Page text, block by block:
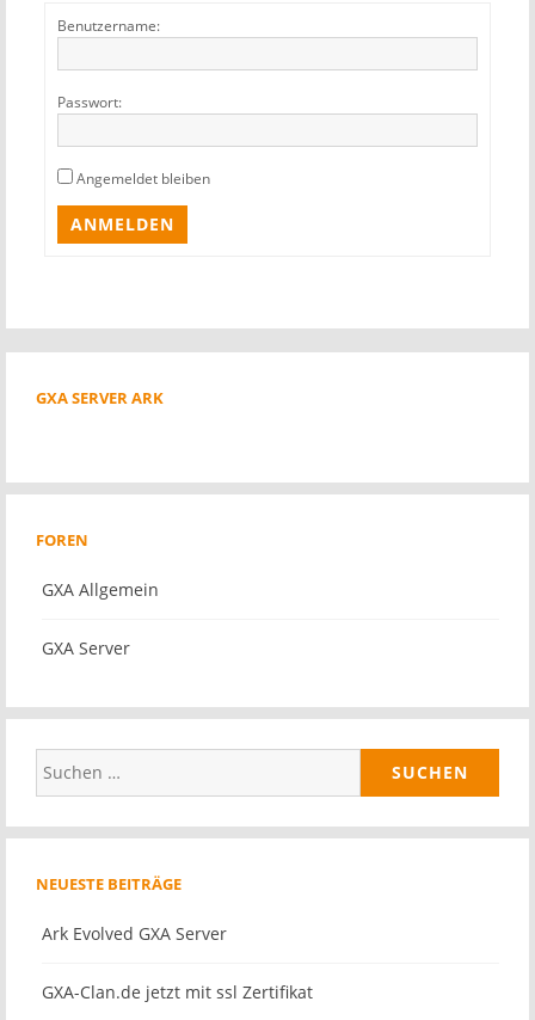
Benutzername:
Passwort:
Angemeldet bleiben
ANMELDEN
GXA SERVER ARK
FOREN
GXA Allgemein
GXA Server
Suchen
nach:
NEUESTE BEITRÄGE
Ark Evolved GXA Server
GXA-Clan.de jetzt mit ssl Zertifikat